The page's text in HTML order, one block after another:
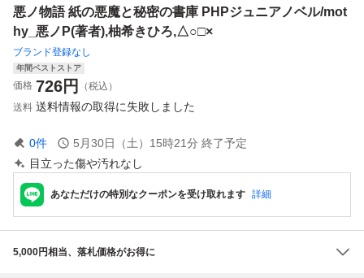
悪ノ物語 紙の悪魔と秘密の書庫 PHPジュニアノベル/mot
hy_悪ノP(著者),柚希きひろ,△○□×
ブランド登録なし
年間ベストストア
価格 726円
（税込）
送料 送料情報の取得に失敗しました
0件 5月30日（土）15時21分 終了予定
目立った傷や汚れなし
あなただけの特別なクーポンを受け取れます 詳細
5,000円相当、落札価格がお得に